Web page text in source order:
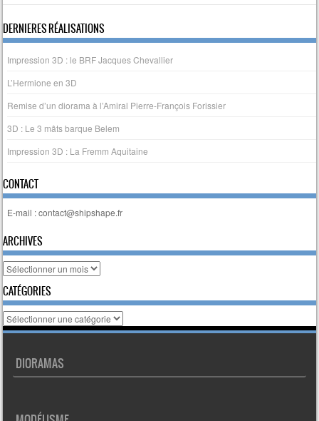
DERNIERES RÉALISATIONS
Impression 3D : le BRF Jacques Chevallier
L’Hermione en 3D
Remise d’un diorama à l’Amiral Pierre-François Forissier
3D : Le 3 mâts barque Belem
Impression 3D : La Fremm Aquitaine
CONTACT
E-mail : contact@shipshape.fr
ARCHIVES
Archives
CATÉGORIES
Catégories
DIORAMAS